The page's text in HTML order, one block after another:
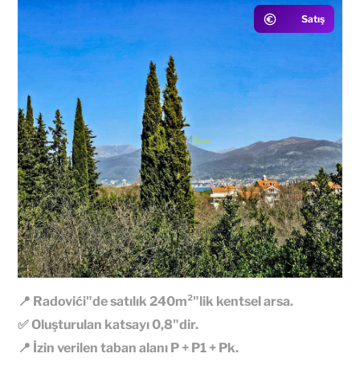
Satış
📍 Radovići"de satılık 240m²"lik kentsel arsa.
✅ Oluşturulan katsayı 0,8"dir.
📍 İzin verilen taban alanı P + P1 + Pk.